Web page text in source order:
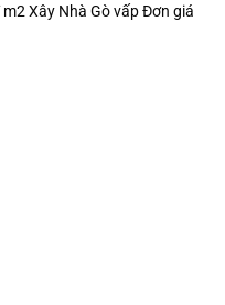
Xây Nhà Gò vấp Đơn giá